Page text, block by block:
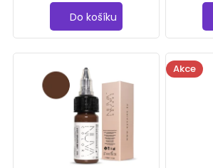
u
Do košíku
Akce